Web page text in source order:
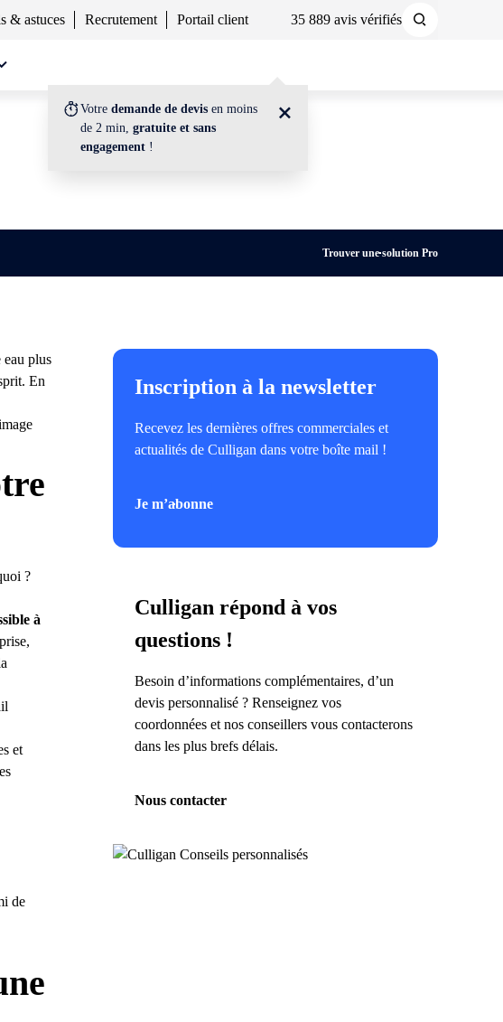
& astuces Recrutement Portail client 35 889 avis vérifiés
Votre demande de devis en moins
de 2 min, gratuite et sans
engagement !
Trouver une solution Pro
eau plus
En
?
à
et
de
Inscription à la newsletter
Recevez les dernières offres commerciales et
actualités de Culligan dans votre boîte mail !
Je m’abonne
Culligan répond à vos
questions !
Besoin d’informations complémentaires, d’un
devis personnalisé ? Renseignez vos
coordonnées et nos conseillers vous contacterons
dans les plus brefs délais.
Nous contacter